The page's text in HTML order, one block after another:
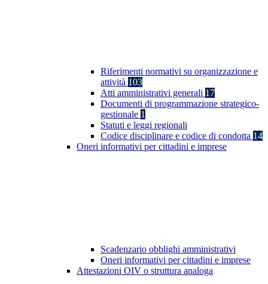
Riferimenti normativi su organizzazione e
attività 103
Atti amministrativi generali 17
Documenti di programmazione strategico-
gestionale 1
Statuti e leggi regionali
Codice disciplinare e codice di condotta 14
Oneri informativi per cittadini e imprese
Scadenzario obblighi amministrativi
Oneri informativi per cittadini e imprese
Attestazioni OIV o struttura analoga